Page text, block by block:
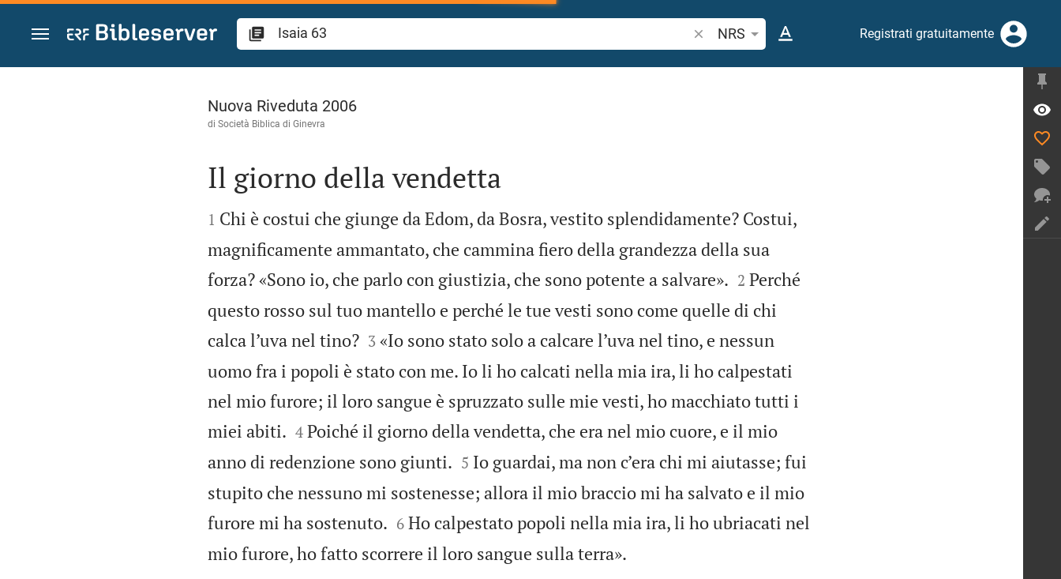
Vai al contenuto
Ricerca verso biblico o parola
NRS Registrati gratuitamente
Isaia 63
Nuova Riveduta 2006
di Società Biblica di Ginevra

Il giorno della vendetta

1 Chi è costui che giunge da Edom, da Bosra, vestito splendidamente? Costui,
magnificamente ammantato, che cammina fiero della grandezza della sua
forza? «Sono io, che parlo con giustizia, che sono potente a salvare».
2 Perché
questo rosso sul tuo mantello e perché le tue vesti sono come quelle di chi
calca l’uva nel tino?
3 «Io sono stato solo a calcare l’uva nel tino, e nessun
uomo fra i popoli è stato con me. Io li ho calcati nella mia ira, li ho calpestati
nel mio furore; il loro sangue è spruzzato sulle mie vesti, ho macchiato tutti i
miei abiti.
4 Poiché il giorno della vendetta, che era nel mio cuore, e il mio
anno di redenzione sono giunti.
5 Io guardai, ma non c’era chi mi aiutasse; fui
stupito che nessuno mi sostenesse; allora il mio braccio mi ha salvato e il mio
furore mi ha sostenuto.
6 Ho calpestato popoli nella mia ira, li ho ubriacati nel
mio furore, ho fatto scorrere il loro sangue sulla terra».